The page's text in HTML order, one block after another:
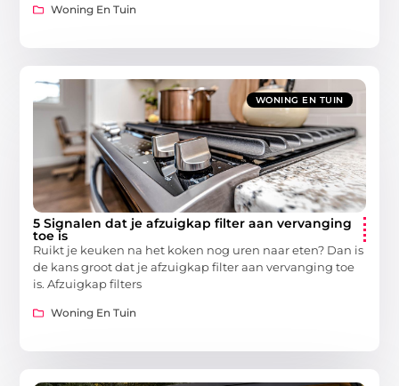
Woning En Tuin
WONING EN TUIN
5 Signalen dat je afzuigkap filter aan vervanging
toe is
Ruikt je keuken na het koken nog uren naar eten? Dan is
de kans groot dat je afzuigkap filter aan vervanging toe
is. Afzuigkap filters
Woning En Tuin